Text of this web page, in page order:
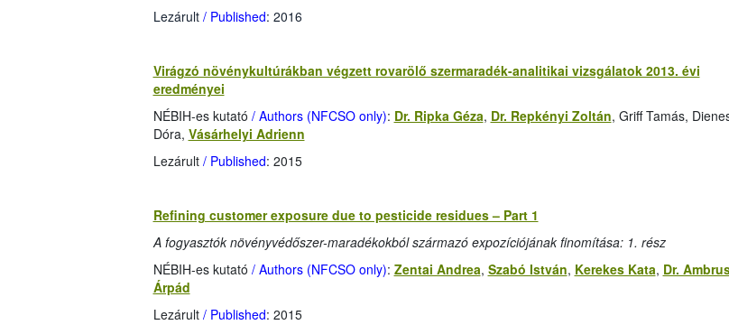
Lezárult/ Published: 2016
Virágzó növénykultúrákban végzett rovarölő szermaradék-analitikai vizsgálatok 2013. évi
eredményei
NÉBIH-es kutató / Authors (NFCSO only): Dr. Ripka Géza, Dr. Repkényi Zoltán, Griff Tamás,
Dóra, Vásárhelyi Adrienn
Lezárult/ Published: 2015
Refining customer exposure due to pesticide residues – Part 1
A fogyasztók növényvédőszer-maradékokból származó expozíciójának finomítása: 1. rész
NÉBIH-es kutató / Authors (NFCSO only): Zentai Andrea, Szabó István, Kerekes Kata, Dr.
Árpád
Lezárult/ Published: 2015